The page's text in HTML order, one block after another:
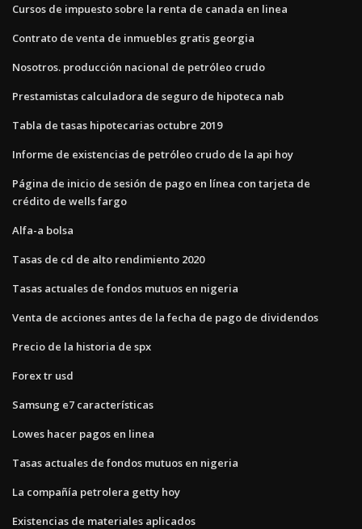
Cursos de impuesto sobre la renta de canada en linea
Contrato de venta de inmuebles gratis georgia
Nosotros. producción nacional de petróleo crudo
Prestamistas calculadora de seguro de hipoteca nab
Tabla de tasas hipotecarias octubre 2019
Informe de existencias de petróleo crudo de la api hoy
Página de inicio de sesión de pago en línea con tarjeta de
crédito de wells fargo
Alfa-a bolsa
Tasas de cd de alto rendimiento 2020
Tasas actuales de fondos mutuos en nigeria
Venta de acciones antes de la fecha de pago de dividendos
Precio de la historia de spx
Forex tr usd
Samsung e7 características
Lowes hacer pagos en linea
Tasas actuales de fondos mutuos en nigeria
La compañía petrolera getty hoy
Existencias de materiales aplicados